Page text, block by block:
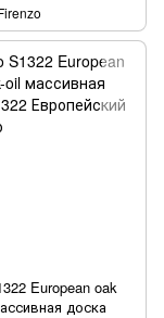
European oak
доска